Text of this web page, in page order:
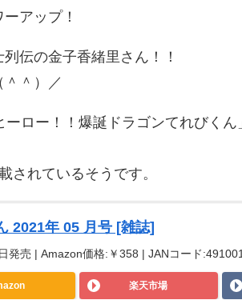
アップ！
伝の金子香緒里さん！！
＾）／
ロー！！爆誕ドラゴンてれびく
されているそうです。
2021年 05 月号 [雑誌]
発売 | Amazon価格:￥358 | JANコード
楽天市場